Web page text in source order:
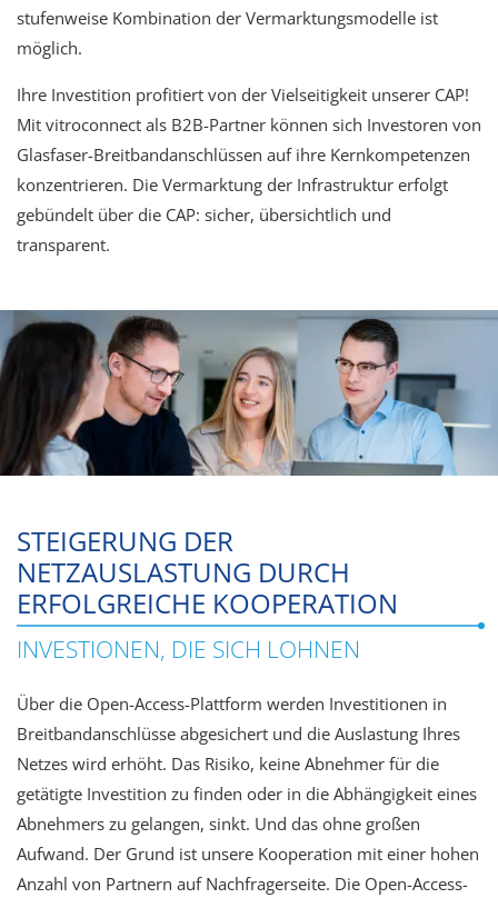
stufenweise Kombination der Vermarktungsmodelle ist
möglich.
Ihre Investition profitiert von der Vielseitigkeit unserer CAP!
Mit vitroconnect als B2B-Partner können sich Investoren von
Glasfaser-Breitbandanschlüssen auf ihre Kernkompetenzen
konzentrieren. Die Vermarktung der Infrastruktur erfolgt
gebündelt über die CAP: sicher, übersichtlich und
transparent.
STEIGERUNG DER
NETZAUSLASTUNG DURCH
ERFOLGREICHE KOOPERATION
INVESTIONEN, DIE SICH LOHNEN
Über die Open-Access-Plattform werden Investitionen in
Breitbandanschlüsse abgesichert und die Auslastung Ihres
Netzes wird erhöht. Das Risiko, keine Abnehmer für die
getätigte Investition zu finden oder in die Abhängigkeit eines
Abnehmers zu gelangen, sinkt. Und das ohne großen
Aufwand. Der Grund ist unsere Kooperation mit einer hohen
Anzahl von Partnern auf Nachfragerseite. Die Open-Access-